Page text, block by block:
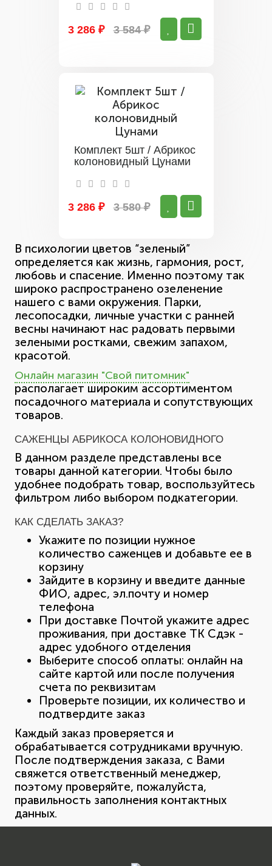
3 286 ₽ 3 584 ₽
Комплект 5шт / Абрикос
колоновидный Цунами
3 286 ₽ 3 580 ₽
В психологии цветов “зеленый”
определяется как жизнь, гармония, рост,
любовь и спасение. Именно поэтому так
широко распространено озеленение
нашего с вами окружения. Парки,
лесопосадки, личные участки с ранней
весны начинают нас радовать первыми
зелеными ростками, свежим запахом,
красотой.
Онлайн магазин "Свой питомник"
располагает широким ассортиментом
посадочного материала и сопутствующих
товаров.
САЖЕНЦЫ АБРИКОСА КОЛОНОВИДНОГО
В данном разделе представлены все
товары данной категории. Чтобы было
удобнее подобрать товар, воспользуйтесь
фильтром либо выбором подкатегории.
КАК СДЕЛАТЬ ЗАКАЗ?
Укажите по позиции нужное
количество саженцев и добавьте ее в
корзину
Зайдите в корзину и введите данные
ФИО, адрес, эл.почту и номер
телефона
При доставке Почтой укажите адрес
проживания, при доставке ТК Сдэк -
адрес удобного отделения
Выберите способ оплаты: онлайн на
сайте картой или после получения
счета по реквизитам
Проверьте позиции, их количество и
подтвердите заказ
Каждый заказ проверяется и
обрабатывается сотрудниками вручную.
После подтверждения заказа, с Вами
свяжется ответственный менеджер,
поэтому проверяйте, пожалуйста,
правильность заполнения контактных
данных.